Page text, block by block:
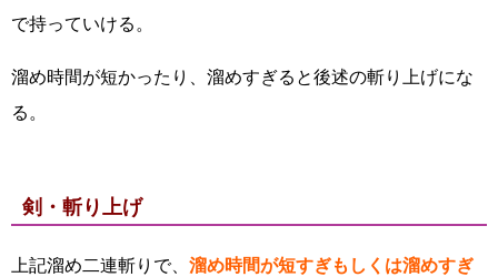
で持っていける。
溜め時間が短かったり、溜めすぎると後述の斬り上げにな
る。
剣・斬り上げ
上記溜め二連斬りで、 溜め時間が短すぎもしくは溜めすぎ